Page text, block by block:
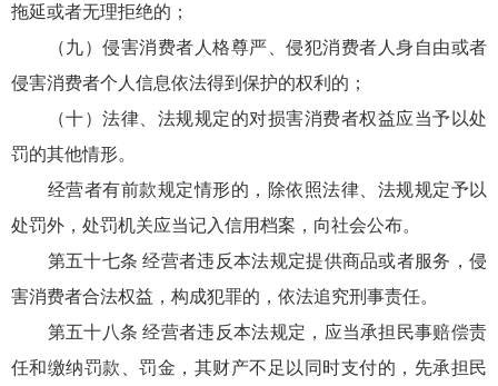
拖延或者无理拒绝的；
（九）侵害消费者人格尊严、侵犯消费者人身自由或者
侵害消费者个人信息依法得到保护的权利的；
（十）法律、法规规定的对损害消费者权益应当予以处
罚的其他情形。
经营者有前款规定情形的，除依照法律、法规规定予以
处罚外，处罚机关应当记入信用档案，向社会公布。
第五十七条 经营者违反本法规定提供商品或者服务，侵
害消费者合法权益，构成犯罪的，依法追究刑事责任。
第五十八条 经营者违反本法规定，应当承担民事赔偿责
任和缴纳罚款、罚金，其财产不足以同时支付的，先承担民